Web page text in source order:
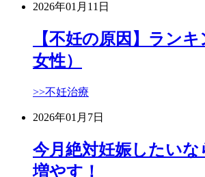
2026年01月11日
【不妊の原因】ランキ
女性）
>>不妊治療
2026年01月7日
今月絶対妊娠したいな
増やす！